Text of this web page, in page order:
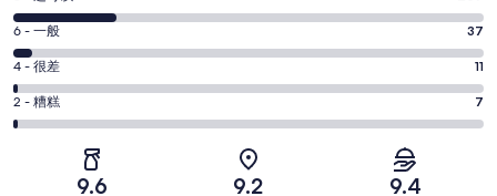
-
超
赞。
699
条
好
分
-
还
可
以。
6
分
-
一
般。
6 - 一般 37
4
分
-
4 - 很差 11
2
分
2 - 糟糕 7
9.6 9.2 9.4